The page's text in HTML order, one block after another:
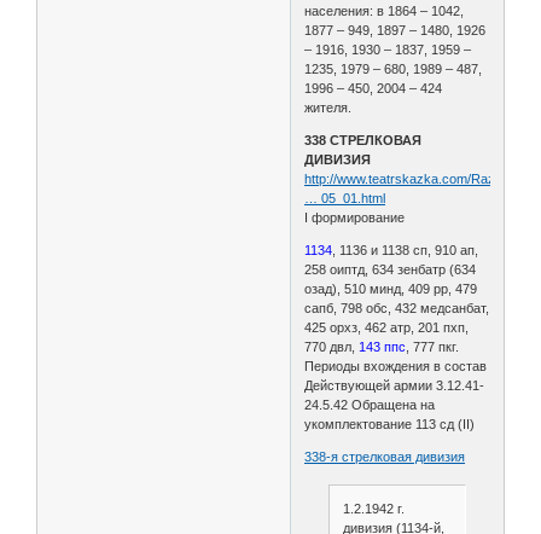
населения: в 1864 – 1042,
1877 – 949, 1897 – 1480, 1926
– 1916, 1930 – 1837, 1959 –
1235, 1979 – 680, 1989 – 487,
1996 – 450, 2004 – 424
жителя.
338 СТРЕЛКОВАЯ
ДИВИЗИЯ
http://www.teatrskazka.com/Raznoe/
… 05_01.html
I формирование
1134 , 1136 и 1138 сп, 910 ап,
258 оиптд, 634 зенбатр (634
озад), 510 минд, 409 рр, 479
сапб, 798 обс, 432 медсанбат,
425 орхз, 462 атр, 201 пхп,
770 двл, 143 ппс , 777 пкг.
Периоды вхождения в состав
Действующей армии 3.12.41-
24.5.42 Обращена на
укомплектование 113 сд (II)
338-я стрелковая дивизия
1.2.1942 г.
дивизия (1134-й,